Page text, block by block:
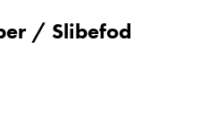
/ Slibefod